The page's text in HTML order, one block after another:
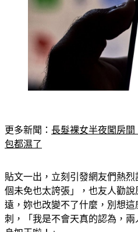
包都濕了
個未免也太誇張」，也友人勸
遠，妳也改變不了什麼，別想這
刺，「我是不會天真的認為，
身如玉啦！」